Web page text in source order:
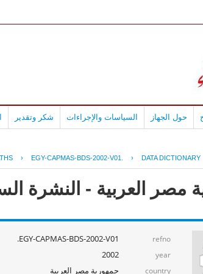
حول الجهاز السياسات والإجراءات شكر وتقدير
› EGY-CAPMAS-BDS-2002-V01. › DATA DICTIONARY
مصر العربية - النشرة
refno
EGY-CAPMAS-BDS-2002-V01.
year
2002
country جمهورية مصر العربية